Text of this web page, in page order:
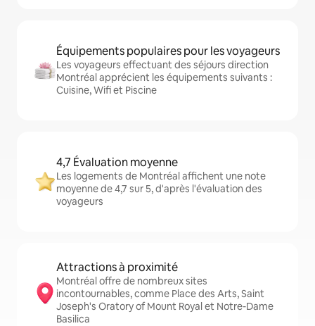
Équipements populaires pour les voyageurs
Les voyageurs effectuant des séjours direction
Montréal apprécient les équipements suivants :
Cuisine, Wifi et Piscine
4,7 Évaluation moyenne
Les logements de Montréal affichent une note
moyenne de 4,7 sur 5, d'après l'évaluation des
voyageurs
Attractions à proximité
Montréal offre de nombreux sites
incontournables, comme Place des Arts, Saint
Joseph's Oratory of Mount Royal et Notre-Dame
Basilica